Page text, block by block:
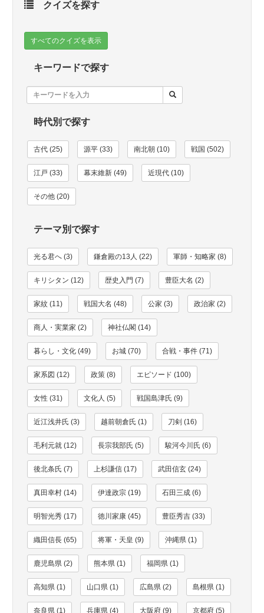
クイズを探す
すべてのクイズを表示
キーワードで探す
時代別で探す
古代 (25) 源平 (33) 南北朝 (10) 戦国 (502)
江戸 (33) 幕末維新 (49) 近現代 (10)
その他 (20)
テーマ別で探す
光る君へ (3) 鎌倉殿の13人 (22) 軍師・知略家 (8)
キリシタン (12) 歴史入門 (7) 豊臣大名 (2)
家紋 (11) 戦国大名 (48) 公家 (3) 政治家 (2)
商人・実業家 (2) 神社仏閣 (14)
暮らし・文化 (49) お城 (70) 合戦・事件 (71)
家系図 (12) 政策 (8) エピソード (100)
女性 (31) 文化人 (5) 戦国島津氏 (9)
近江浅井氏 (3) 越前朝倉氏 (1) 刀剣 (16)
毛利元就 (12) 長宗我部氏 (5) 駿河今川氏 (6)
後北条氏 (7) 上杉謙信 (17) 武田信玄 (24)
真田幸村 (14) 伊達政宗 (19) 石田三成 (6)
明智光秀 (17) 徳川家康 (45) 豊臣秀吉 (33)
織田信長 (65) 将軍・天皇 (9) 沖縄県 (1)
鹿児島県 (2) 熊本県 (1) 福岡県 (1)
高知県 (1) 山口県 (1) 広島県 (2) 島根県 (1)
奈良県 (1) 兵庫県 (4) 大阪府 (9) 京都府 (5)